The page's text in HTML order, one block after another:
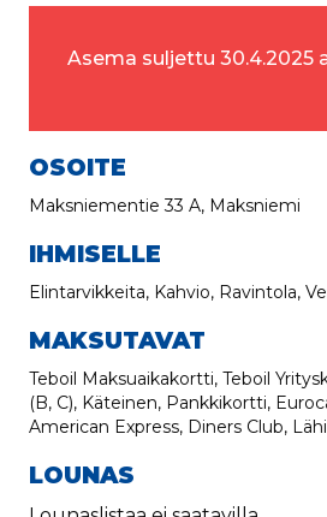
Asema suljettu 30.4.2025
OSOITE
Maksniementie 33 A, Maksniemi
IHMISELLE
Elintarvikkeita, Kahvio, Ravintola,
MAKSUTAVAT
Teboil Maksuaikakortti, Teboil
(B, C), Käteinen, Pankkikortti,
American Express, Diners Club,
LOUNAS